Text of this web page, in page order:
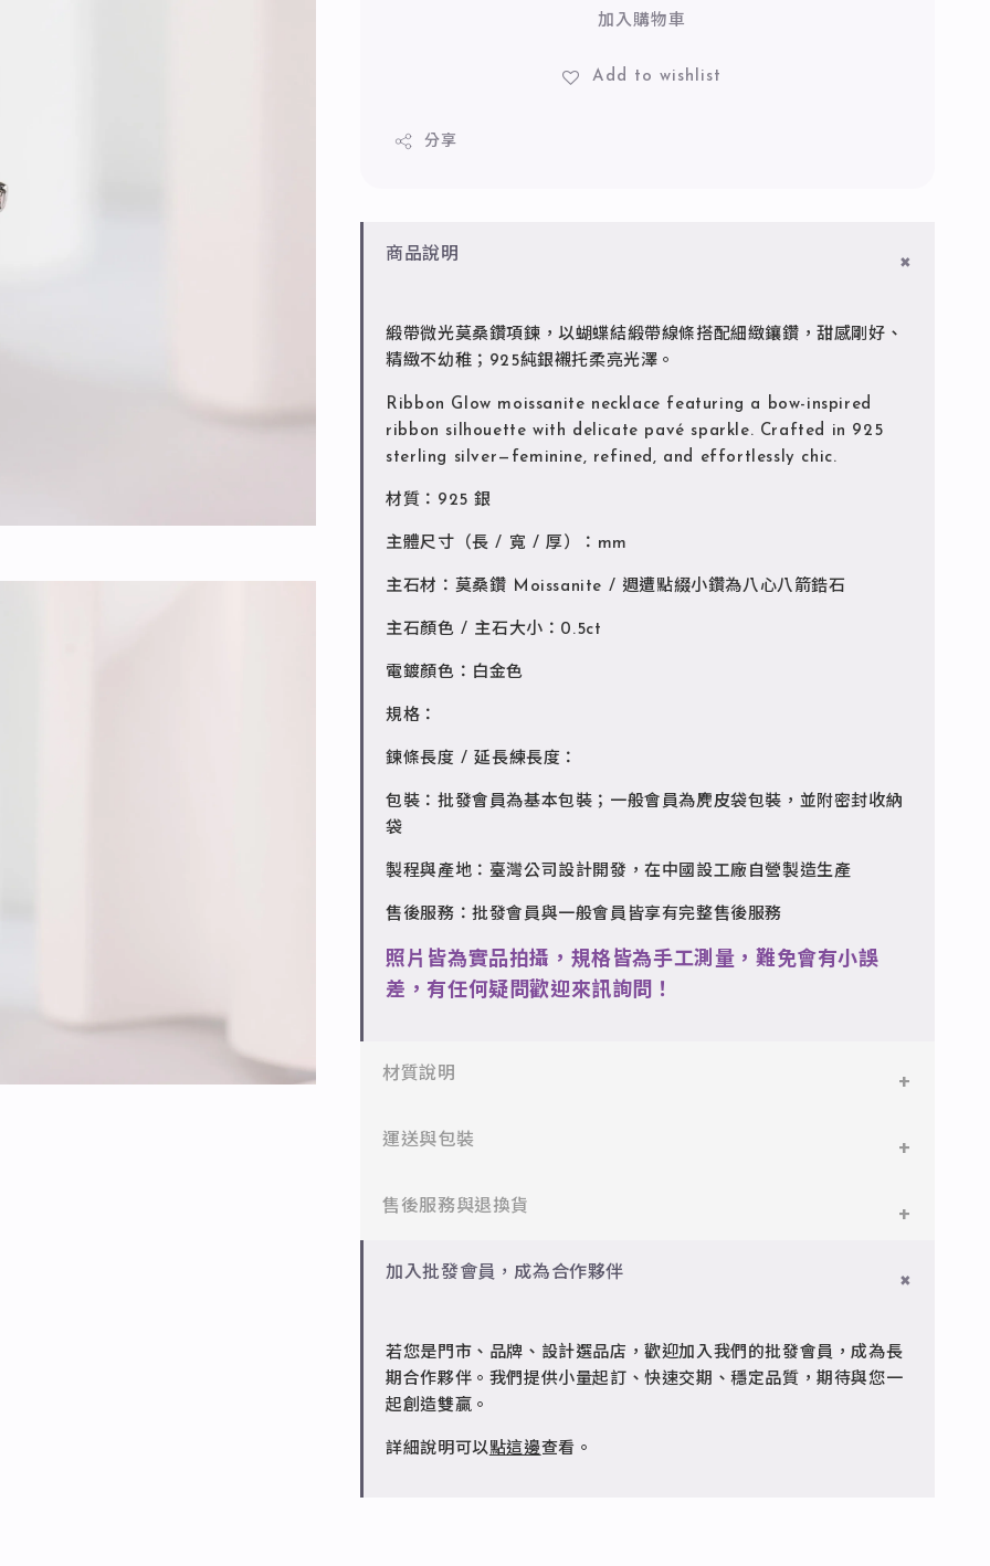
加入購物車
Add to wishlist
分享
商品說明
緞帶微光莫桑鑽項鍊，以蝴蝶結緞帶線條搭配細緻鑲鑽，甜感剛好、
精緻不幼稚；925純銀襯托柔亮光澤。
Ribbon Glow moissanite necklace featuring a bow-inspired
ribbon silhouette with delicate pavé sparkle. Crafted in 925
sterling silver—feminine, refined, and effortlessly chic.
材質：925 銀
主體尺寸（長 / 寬 / 厚）：mm
主石材：莫桑鑽 Moissanite / 週遭點綴小鑽為八心八箭鋯石
主石顏色 / 主石大小：0.5ct
電鍍顏色：白金色
規格：
鍊條長度 / 延長練長度：
包裝：批發會員為基本包裝；一般會員為麂皮袋包裝，並附密封收納
袋
製程與產地：臺灣公司設計開發，在中國設工廠自營製造生產
售後服務：批發會員與一般會員皆享有完整售後服務
照片皆為實品拍攝，規格皆為手工測量，難免會有小誤
差，有任何疑問歡迎來訊詢問！
材質說明
✻ 316L不鏽鋼
✻ 925純銀
✻ 銅台電鍍飾品
運送與包裝
一般會員：一件即享免運與精美包裝，超商取貨或宅配皆可。
售後服務與退換貨
✻ 一般會員
加入批發會員，成為合作夥伴
若您是門市、品牌、設計選品店，歡迎加入我們的批發會員，成為長
期合作夥伴。我們提供小量起訂、快速交期、穩定品質，期待與您一
起創造雙贏。
詳細說明可以點這邊查看。